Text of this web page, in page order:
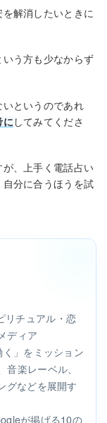
解消したいときに
う方も少なからず
いというのであれ
に してみてくださ
、上手く電話占い
分に合うほうを試
リチュアル・恋
ディア
」をミッション
楽レーベル、
グなどを展開す
が掲げる10の